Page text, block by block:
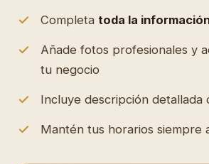
Completa toda la
Añade fotos profesionales y
tu negocio
Incluye descripción detallada
Mantén tus horarios siempre